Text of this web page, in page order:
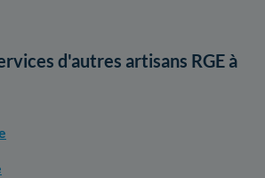
d'autres artisans RGE à